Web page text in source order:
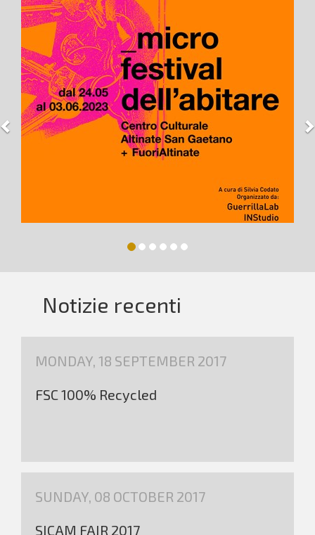
Notizie recenti
MONDAY, 18 SEPTEMBER 2017
FSC 100% Recycled
SUNDAY, 08 OCTOBER 2017
SICAM FAIR 2017